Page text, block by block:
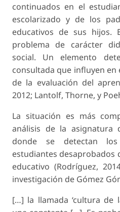
continuados en el
escolarizado y de los
educativos de sus hijos.
problema de carácter
social. Un elemento
consultada que influyen en
de la evaluación del
2012; Lantolf, Thorne, y
La situación es más
análisis de la asignatura
donde se detectan
estudiantes desaprobados
educativo (Rodríguez,
investigación de Gómez
[…] la llamada ‘cultura de